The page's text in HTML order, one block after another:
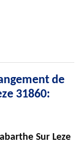
de
31860:
Sur Leze